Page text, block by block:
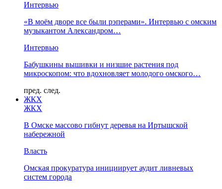
Интервью
«В моём дворе все были рэперами». Интервью с омским
музыкантом Александром…
Интервью
Бабушкины вышивки и низшие растения под
микроскопом: что вдохновляет молодого омского…
пред. след.
ЖКХ
ЖКХ
В Омске массово гибнут деревья на Иртышской
набережной
Власть
Омская прокуратура инициирует аудит ливневых
систем города